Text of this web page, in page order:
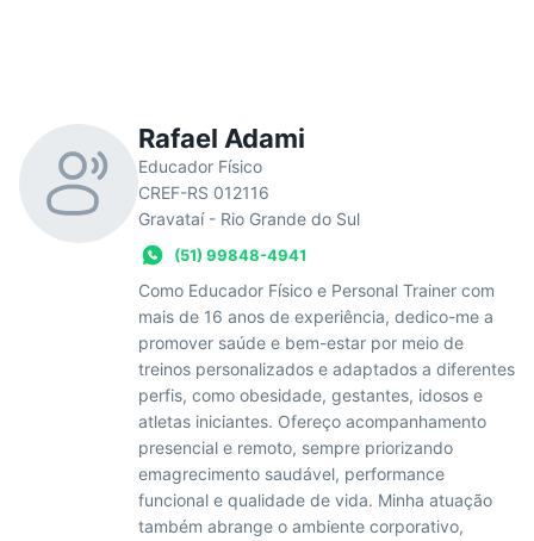
Rafael Adami
Educador Físico
CREF-RS 012116
Gravataí - Rio Grande do Sul
(51) 99848-4941
Como Educador Físico e Personal Trainer com
mais de 16 anos de experiência, dedico-me a
promover saúde e bem-estar por meio de
treinos personalizados e adaptados a diferentes
perfis, como obesidade, gestantes, idosos e
atletas iniciantes. Ofereço acompanhamento
presencial e remoto, sempre priorizando
emagrecimento saudável, performance
funcional e qualidade de vida. Minha atuação
também abrange o ambiente corporativo,